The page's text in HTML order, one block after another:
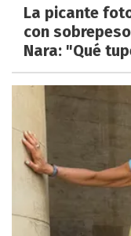
La picante
con
Nara: "Qué